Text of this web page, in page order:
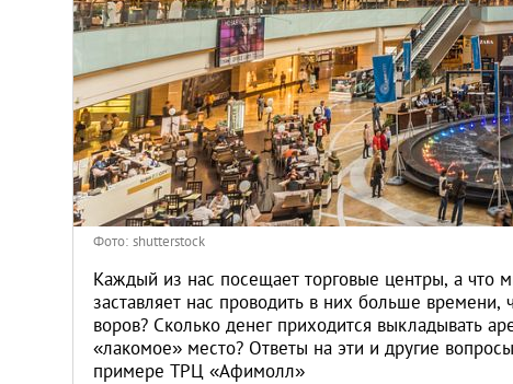
Париж
Паттайя
Пхукет
Санкт-Петербург
Фото: shutterstock
Каждый из нас посещает торговые центры, а что
заставляет нас проводить в них больше
воров? Сколько денег приходится выкладывать
«лакомое» место? Ответы на эти и другие
примере ТРЦ «Афимолл»